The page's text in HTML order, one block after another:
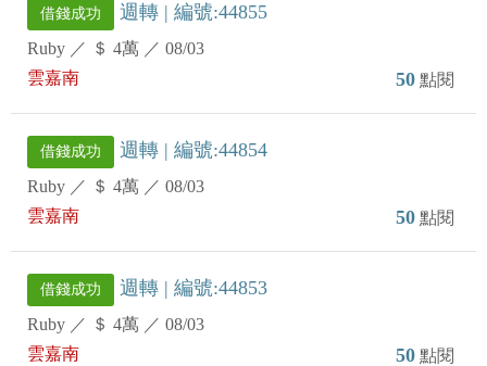
借錢成功 週轉 | 編號:44855
Ruby ／ ＄ 4萬 ／ 08/03
雲嘉南
50 點閱
借錢成功 週轉 | 編號:44854
Ruby ／ ＄ 4萬 ／ 08/03
雲嘉南
50 點閱
借錢成功 週轉 | 編號:44853
Ruby ／ ＄ 4萬 ／ 08/03
雲嘉南
50 點閱